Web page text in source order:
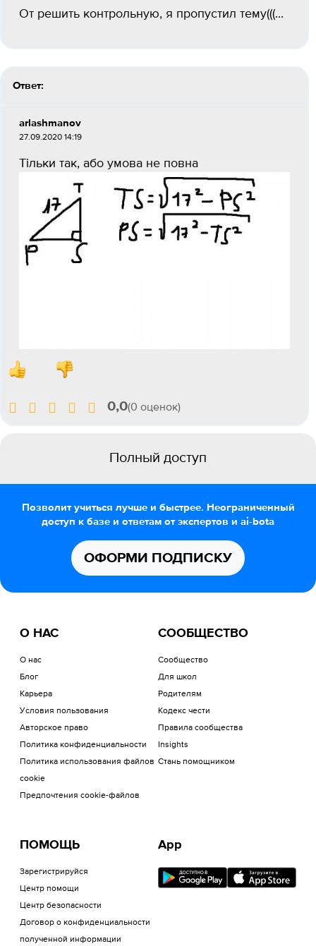
От решить контрольную, я пропустил тему(((...
Ответ:
arlashmanov
27.09.2020 14:19
Тільки так, або умова не повна
0,0(0 оценок)
Полный доступ
Позволит учиться лучше и быстрее. Неограниченный
доступ к базе и ответам от экспертов и ai-bota
ОФОРМИ ПОДПИСКУ
О НАС
О нас
Блог
Карьера
Условия пользования
Авторское право
Политика конфиденциальности
Политика использования файлов
cookie
Предпочтения cookie-файлов
СООБЩЕСТВО
Сообщество
Для школ
Родителям
Кодекс чести
Правила сообщества
Insights
Стань помощником
ПОМОЩЬ
Зарегистрируйся
Центр помощи
Центр безопасности
Договор о конфиденциальности
полученной информации
App